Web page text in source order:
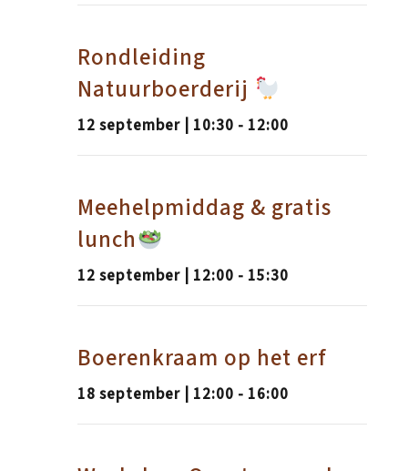
Rondleiding
Natuurboerderij
12 september | 10:30 - 12:00
Meehelpmiddag & gratis
lunch
12 september | 12:00 - 15:30
Boerenkraam op het erf
18 september | 12:00 - 16:00